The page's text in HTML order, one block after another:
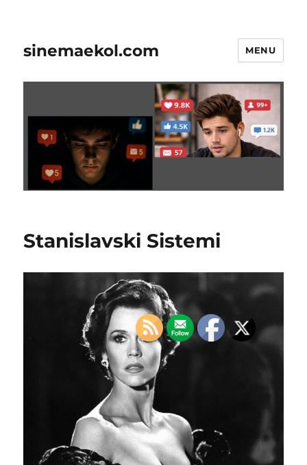
sinemaekol.com MENU
Stanislavski Sistemi